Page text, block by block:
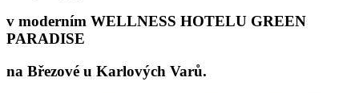
v moderním WELLNESS HOTELU GREEN
PARADISE
na Březové u Karlových Varů.